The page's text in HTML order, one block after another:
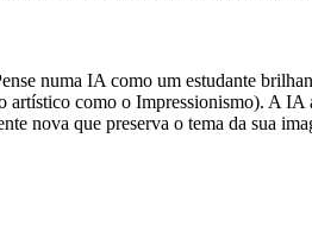
numa IA como um estudante
como o Impressionismo). A
nova que preserva o tema da sua